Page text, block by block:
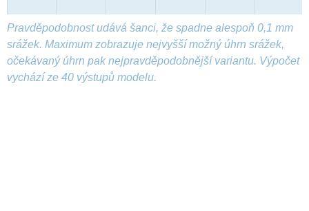
Pravděpodobnost udává šanci, že spadne alespoň 0,1 mm
srážek. Maximum zobrazuje nejvyšší možný úhrn srážek,
očekávaný úhrn pak nejpravděpodobnější variantu. Výpočet
vychází ze 40 výstupů modelu.